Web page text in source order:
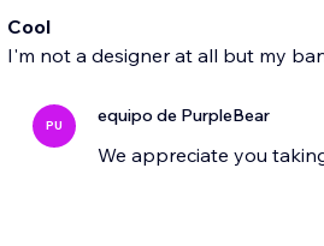
Cool
I'm not a designer at all but my
PU equipo de PurpleBear
We appreciate you